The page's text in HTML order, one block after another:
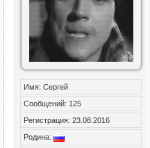
Имя: Сергей
Сообщений: 125
Регистрация: 23.08.2016
Родина: